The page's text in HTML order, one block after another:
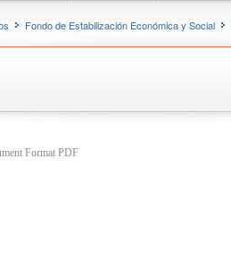
Fondo de Estabilización Económica y Social
Format PDF